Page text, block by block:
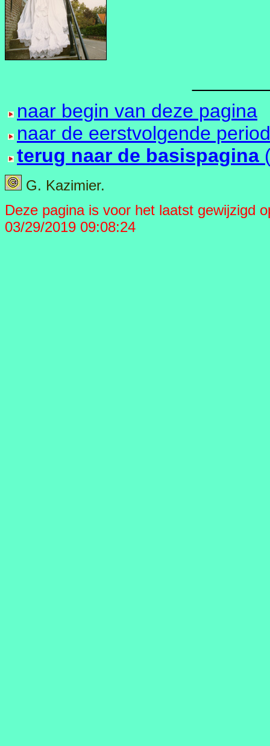
naar begin van deze pagina
naar de eerstvolgende
terug naar de basispagina
G. Kazimier.
Deze pagina is voor het laatst gewijzigd
03/29/2019 09:08:24